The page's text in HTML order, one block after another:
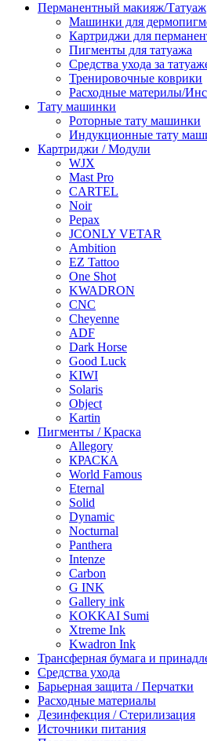
Перманентный макияж/Татуаж
Машинки для
Картриджи для
Пигменты для татуажа
Средства ухода за
Тренировочные коврики
Расходные материлы/
Тату машинки
Роторные тату машинки
Индукционные тату
Картриджи / Модули
WJX
Mast Pro
CARTEL
Noir
Pepax
JCONLY VETAR
Ambition
EZ Tattoo
One Shot
KWADRON
CNC
Cheyenne
ADF
Dark Horse
Good Luck
KIWI
Solaris
Object
Kartin
Пигменты / Краска
Allegory
КРАСКА
World Famous
Eternal
Solid
Dynamic
Nocturnal
Panthera
Intenze
Carbon
G INK
Gallery ink
KOKKAI Sumi
Xtreme Ink
Kwadron Ink
Трансферная бумага и
Средства ухода
Барьерная защита / Перчатки
Расходные материалы
Дезинфекция / Стерилизация
Источники питания